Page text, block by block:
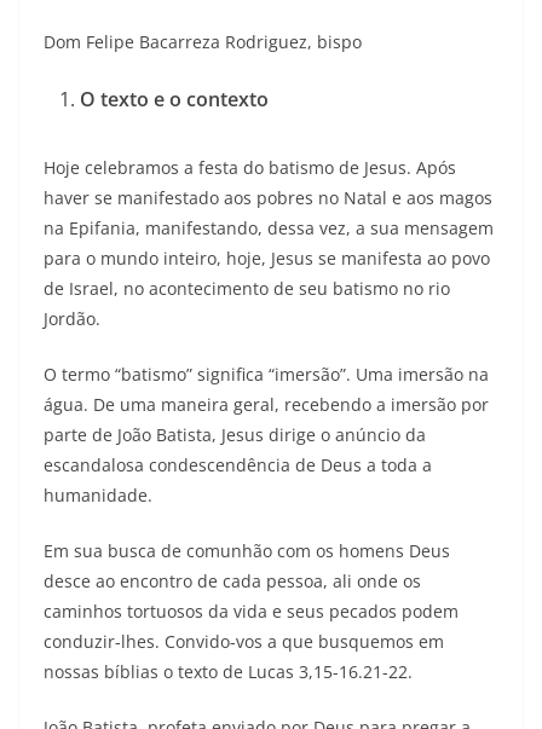
Dom Felipe Bacarreza Rodriguez, bispo
O texto e o contexto
Hoje celebramos a festa do batismo de Jesus. Após
haver se manifestado aos pobres no Natal e aos magos
na Epifania, manifestando, dessa vez, a sua mensagem
para o mundo inteiro, hoje, Jesus se manifesta ao povo
de Israel, no acontecimento de seu batismo no rio
Jordão.
O termo “batismo” significa “imersão”. Uma imersão na
água. De uma maneira geral, recebendo a imersão por
parte de João Batista, Jesus dirige o anúncio da
escandalosa condescendência de Deus a toda a
humanidade.
Em sua busca de comunhão com os homens Deus
desce ao encontro de cada pessoa, ali onde os
caminhos tortuosos da vida e seus pecados podem
conduzir-lhes. Convido-vos a que busquemos em
nossas bíblias o texto de Lucas 3,15-16.21-22.